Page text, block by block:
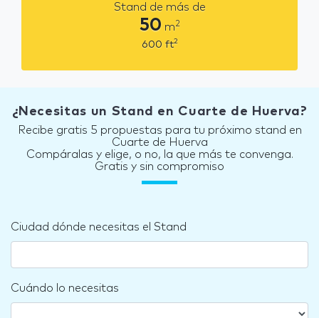
Stand de más de
50 m2
600 ft2
¿Necesitas un Stand en Cuarte de Huerva?
Recibe gratis 5 propuestas para tu próximo stand en
Cuarte de Huerva
Compáralas y elige, o no, la que más te convenga.
Gratis y sin compromiso
Ciudad dónde necesitas el Stand
Cuándo lo necesitas